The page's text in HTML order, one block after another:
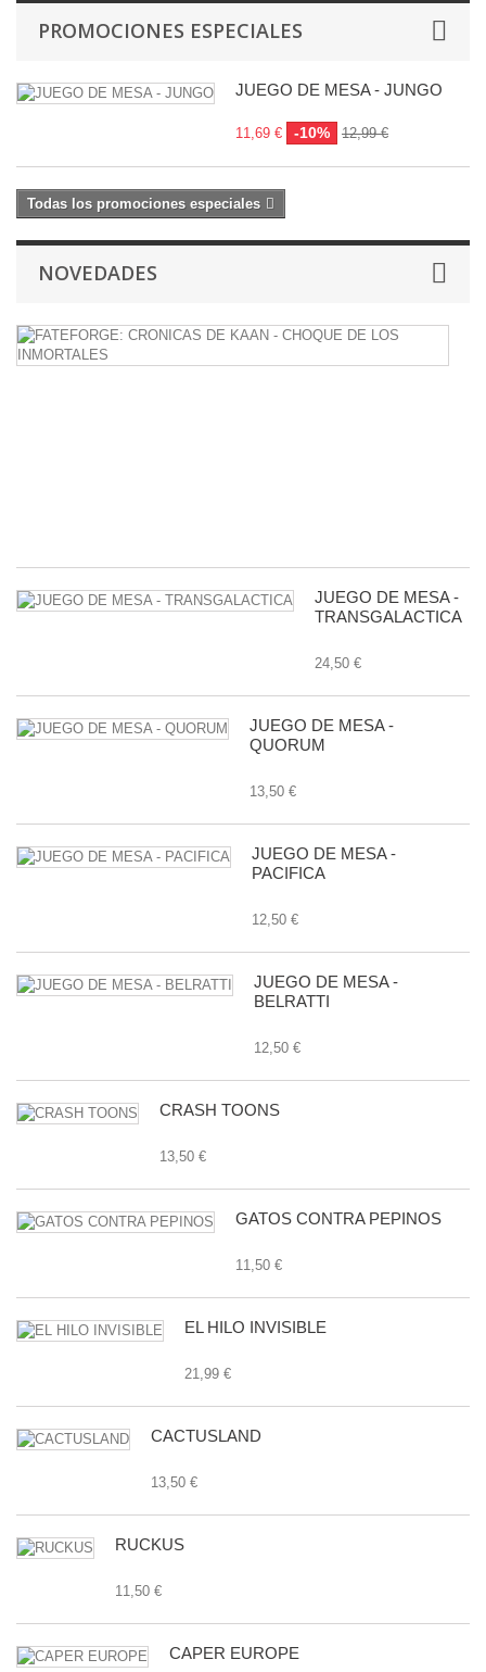
PROMOCIONES ESPECIALES
JUEGO DE MESA - JUNGO
11,69 € -10% 12,99 €
Todas los promociones especiales
NOVEDADES
JUEGO DE MESA -
TRANSGALACTICA
24,50 €
JUEGO DE MESA -
QUORUM
13,50 €
JUEGO DE MESA -
PACIFICA
12,50 €
JUEGO DE MESA -
BELRATTI
12,50 €
CRASH TOONS
13,50 €
GATOS CONTRA PEPINOS
11,50 €
EL HILO INVISIBLE
21,99 €
CACTUSLAND
13,50 €
RUCKUS
11,50 €
CAPER EUROPE